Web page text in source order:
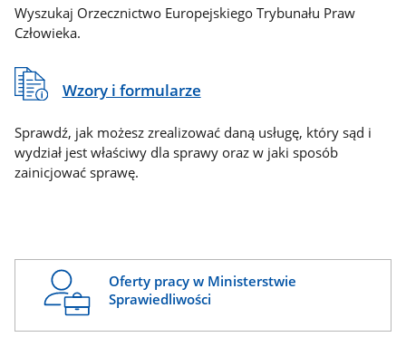
Wyszukaj Orzecznictwo Europejskiego Trybunału Praw
Człowieka.
Wzory i formularze
Sprawdź, jak możesz zrealizować daną usługę, który sąd i
wydział jest właściwy dla sprawy oraz w jaki sposób
zainicjować sprawę.
Oferty pracy w Ministerstwie
Sprawiedliwości